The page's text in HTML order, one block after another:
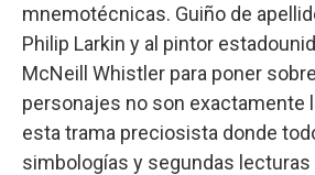
mnemotécnicas. Guiño de
Philip Larkin y al pintor
McNeill Whistler para poner
personajes no son exactamente
esta trama preciosista donde
simbologías y segundas lecturas